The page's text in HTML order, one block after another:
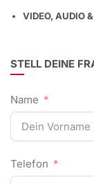
VIDEO, AUDIO
STELL DEINE
Name
Telefon